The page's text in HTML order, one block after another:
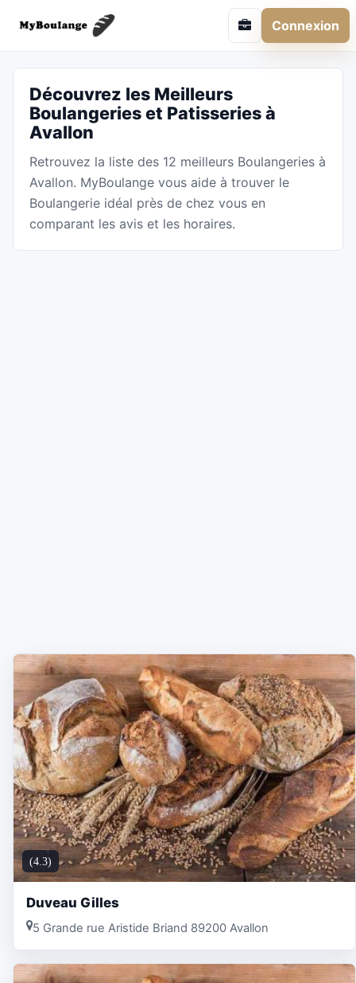
Connexion
Découvrez les Meilleurs
Boulangeries et Patisseries à
Avallon
Retrouvez la liste des 12 meilleurs Boulangeries à
Avallon. MyBoulange vous aide à trouver le
Boulangerie idéal près de chez vous en
comparant les avis et les horaires.
(4.3)
Duveau Gilles
5 Grande rue Aristide Briand 89200 Avallon